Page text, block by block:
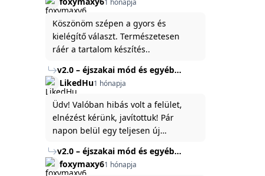
rólad
1 hónapja
Köszönöm szépen a gyors és
kielégítő választ. Természetesen
ráér a tartalom készítés..
v2.0 – éjszakai mód és egyéb
fejlesztések
LikedHu1 hónapja
Üdv! Valóban hibás volt a felület,
elnézést kérünk, javítottuk! Pár
napon belül egy teljesen új
weboldal legújabb, 3.0-ás verzióját,
és vélhetően ez zavart be kicsit.Egy
v2.0 – éjszakai mód és egyéb
fejlesztések
foxymaxy61 hónapja